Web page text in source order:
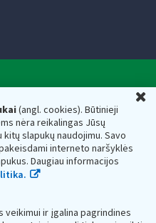
(angl. cookies). Būtinieji
nėra reikalingas Jūsų
slapukų naudojimu. Savo
interneto naršyklės
Daugiau informacijos
veikimui ir įgalina pagrindines
prie Lietuvos
— 188659752,
Vilnius, Lietuva, el.paštas:
188659752
inspekciją prie Lietuvos
ir saugomi Juridinių